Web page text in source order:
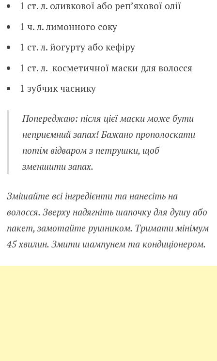
1 ст. л. оливкової або реп’яхової олії
1 ч. л. лимонного соку
1 ст. л. йогурту або кефіру
1 ст. л. косметичної маски для волосся
1 зубчик часнику
Попереджаю: після цієї маски може бути
неприємний запах! Бажано прополоскати
потім відваром з петрушки, щоб
зменшити запах.
Змішайте всі інгредієнти та нанесіть на
волосся. Зверху надягніть шапочку для душу або
пакет, замотайте рушником. Тримати мінімум
45 хвилин. Змити шампунем та кондиціонером.